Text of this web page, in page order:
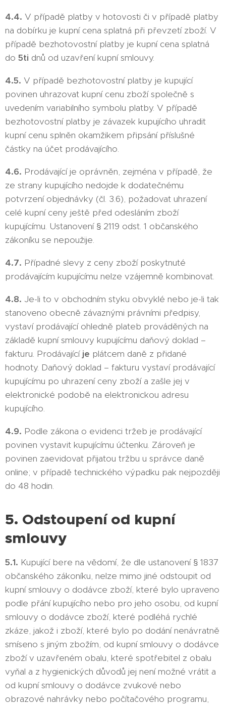
4.4. V případě platby v hotovosti či v případě platby
na dobírku je kupní cena splatná při převzetí zboží. V
případě bezhotovostní platby je kupní cena splatná
do 5ti dnů od uzavření kupní smlouvy.
4.5. V případě bezhotovostní platby je kupující
povinen uhrazovat kupní cenu zboží společně s
uvedením variabilního symbolu platby. V případě
bezhotovostní platby je závazek kupujícího uhradit
kupní cenu splněn okamžikem připsání příslušné
částky na účet prodávajícího.
4.6. Prodávající je oprávněn, zejména v případě, že
ze strany kupujícího nedojde k dodatečnému
potvrzení objednávky (čl. 3.6), požadovat uhrazení
celé kupní ceny ještě před odesláním zboží
kupujícímu. Ustanovení § 2119 odst. 1 občanského
zákoníku se nepoužije.
4.7. Případné slevy z ceny zboží poskytnuté
prodávajícím kupujícímu nelze vzájemně kombinovat.
4.8. Je-li to v obchodním styku obvyklé nebo je-li tak
stanoveno obecně závaznými právními předpisy,
vystaví prodávající ohledně plateb prováděných na
základě kupní smlouvy kupujícímu daňový doklad –
fakturu. Prodávající je plátcem daně z přidané
hodnoty. Daňový doklad – fakturu vystaví prodávající
kupujícímu po uhrazení ceny zboží a zašle jej v
elektronické podobě na elektronickou adresu
kupujícího.
4.9. Podle zákona o evidenci tržeb je prodávající
povinen vystavit kupujícímu účtenku. Zároveň je
povinen zaevidovat přijatou tržbu u správce daně
online; v případě technického výpadku pak nejpozději
do 48 hodin.
5. Odstoupení od kupní
smlouvy
5.1. Kupující bere na vědomí, že dle ustanovení § 1837
občanského zákoníku, nelze mimo jiné odstoupit od
kupní smlouvy o dodávce zboží, které bylo upraveno
podle přání kupujícího nebo pro jeho osobu, od kupní
smlouvy o dodávce zboží, které podléhá rychlé
zkáze, jakož i zboží, které bylo po dodání nenávratně
smíseno s jiným zbožím, od kupní smlouvy o dodávce
zboží v uzavřeném obalu, které spotřebitel z obalu
vyňal a z hygienických důvodů jej není možné vrátit a
od kupní smlouvy o dodávce zvukové nebo
obrazové nahrávky nebo počítačového programu,